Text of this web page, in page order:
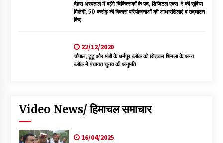
देहरा अस्पताल में बढ़ेंगे चिकित्सकों के पद, डिजिटल एक्स-रे की सुविधा
मिलेगी, 50 करोड़ की विकास परियोजनाओं की आधारशिलाएं व उद्घाटन
किए
22/12/2020
चौपाल, टूटू और मंडी के धर्मपुर ब्लॉक को छोड़कर शिमला के अन्य
ब्लॉक में पंचायत चुनाव की अनुमति
Video News/ हिमाचल समाचार
16/04/2025